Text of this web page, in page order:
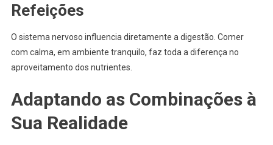
Refeições
O sistema nervoso influencia diretamente a digestão. Comer
com calma, em ambiente tranquilo, faz toda a diferença no
aproveitamento dos nutrientes.
Adaptando as Combinações à
Sua Realidade